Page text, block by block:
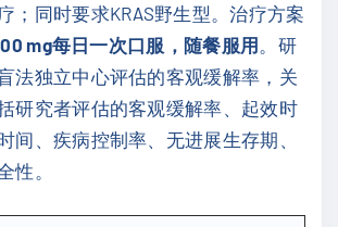
；同时要求KRAS野生型。治疗方案
mg每日一次口服，随餐服用 。研
法独立中心评估的客观缓解率，关
研究者评估的客观缓解率、起效时
间、疾病控制率、无进展生存期、
性。